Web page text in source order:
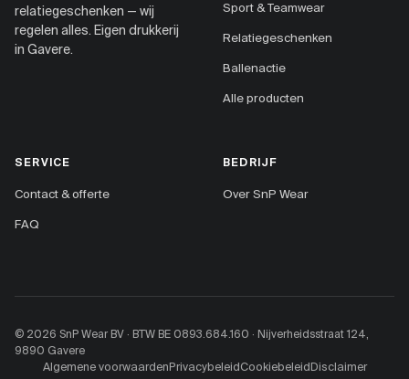
relatiegeschenken — wij
regelen alles. Eigen drukkerij
in Gavere.
Sport & Teamwear
Relatiegeschenken
Ballenactie
Alle producten
SERVICE
Contact & offerte
FAQ
BEDRIJF
Over SnP Wear
© 2026 SnP Wear BV · BTW BE 0893.684.160 · Nijverheidsstraat 124,
9890 Gavere
Algemene voorwaardenPrivacybeleidCookiebeleidDisclaimer